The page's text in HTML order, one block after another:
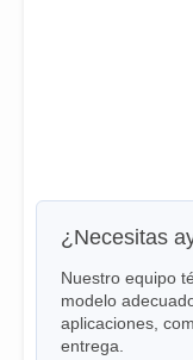
¿Necesitas
Nuestro equipo
modelo
aplicaciones,
entrega.